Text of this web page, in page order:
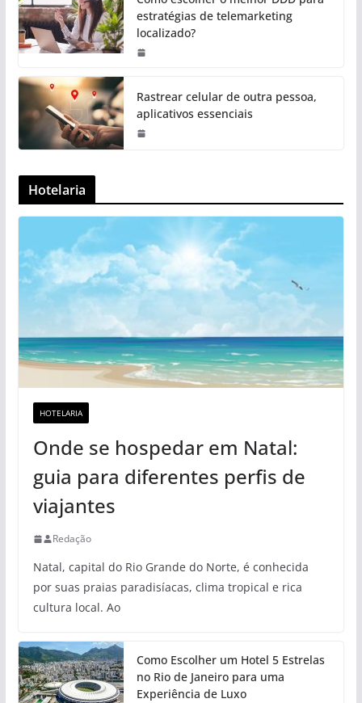
estratégias de telemarketing
localizado?
Rastrear celular de outra pessoa,
aplicativos essenciais
Hotelaria
HOTELARIA
Onde se hospedar em Natal:
guia para diferentes perfis de
viajantes
Redação
Natal, capital do Rio Grande do Norte, é conhecida
por suas praias paradisíacas, clima tropical e rica
cultura local. Ao
Como Escolher um Hotel 5 Estrelas
no Rio de Janeiro para uma
Experiência de Luxo